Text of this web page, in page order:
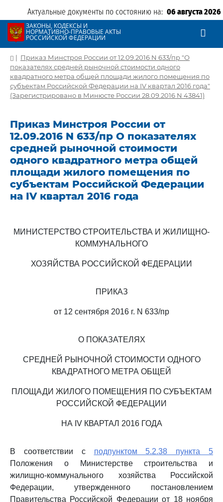
Актуальные документы по состоянию на: 06 августа 2026
ЗАКОНЫ, КОДЕКСЫ И
НОРМАТИВНО-ПРАВОВЫЕ АКТЫ
РОССИЙСКОЙ ФЕДЕРАЦИИ
| Приказ Минстроя России от 12.09.2016 N 633/пр "О
показателях средней рыночной стоимости одного
квадратного метра общей площади жилого помещения по
субъектам Российской Федерации на IV квартал 2016 года"
(Зарегистрировано в Минюсте России 28.09.2016 N 43841)
Приказ Минстроя России от
12.09.2016 N 633/пр О показателях
средней рыночной стоимости
одного квадратного метра общей
площади жилого помещения по
субъектам Российской Федерации
на IV квартал 2016 года
МИНИСТЕРСТВО СТРОИТЕЛЬСТВА И ЖИЛИЩНО-
КОММУНАЛЬНОГО
ХОЗЯЙСТВА РОССИЙСКОЙ ФЕДЕРАЦИИ
ПРИКАЗ
от 12 сентября 2016 г. N 633/пр
О ПОКАЗАТЕЛЯХ
СРЕДНЕЙ РЫНОЧНОЙ СТОИМОСТИ ОДНОГО
КВАДРАТНОГО МЕТРА ОБЩЕЙ
ПЛОЩАДИ ЖИЛОГО ПОМЕЩЕНИЯ ПО СУБЪЕКТАМ
РОССИЙСКОЙ ФЕДЕРАЦИИ
НА IV КВАРТАЛ 2016 ГОДА
В соответствии с подпунктом 5.2.38 пункта 5
Положения о Министерстве строительства и
жилищно-коммунального хозяйства Российской
Федерации, утвержденного постановлением
Правительства Российской Федерации от 18 ноября